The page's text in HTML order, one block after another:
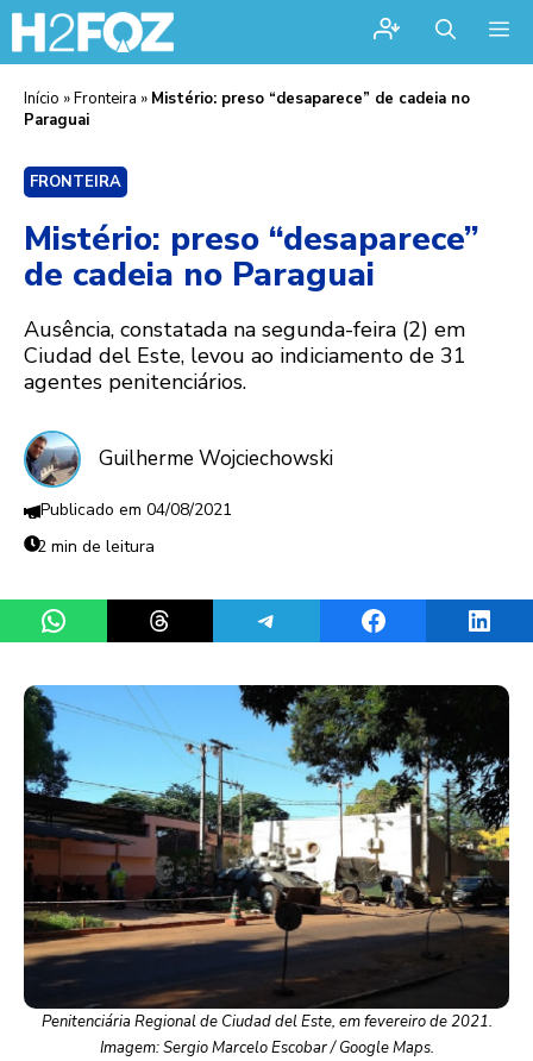
Início »Fronteira » Mistério: preso “desaparece” de cadeia no
Paraguai
FRONTEIRA
Mistério: preso “desaparece”
de cadeia no Paraguai
Ausência, constatada na segunda-feira (2) em
Ciudad del Este, levou ao indiciamento de 31
agentes penitenciários.
Guilherme Wojciechowski
04/08/2021
2 min de leitura
Share on WhatsAppShare on ThreadsShare on TelegramShare on Facebook
Penitenciária Regional de Ciudad del Este, em fevereiro de 2021.
Imagem: Sergio Marcelo Escobar / Google Maps.